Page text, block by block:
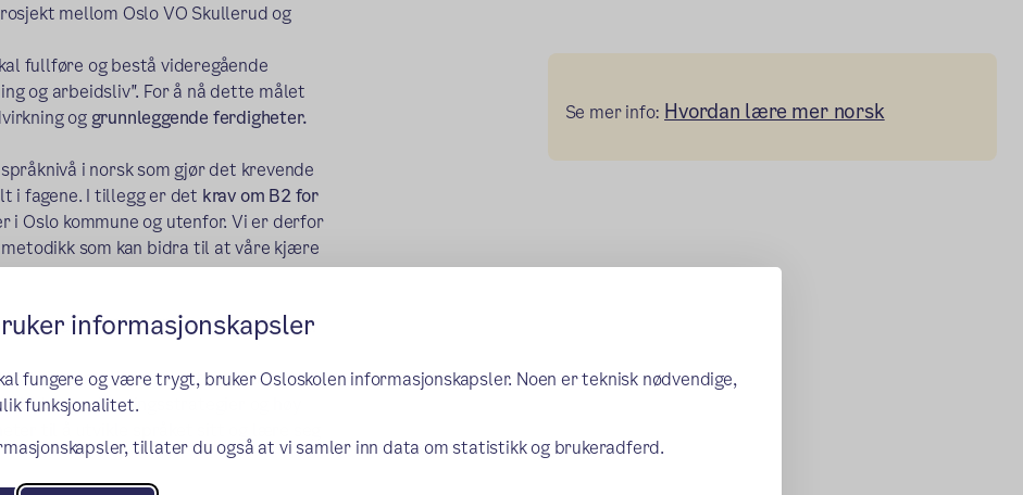
informasjonskapsler
fungere og være trygt, bruker Osloskolen informasjonskapsler. Noen er teknisk nødvendige,
funksjonalitet.
tillater du også at vi samler inn data om statistikk og brukeradferd.
mellom Oslo VO Skullerud og
fullføre og bestå videregående
og arbeidsliv". For å nå dette målet
og grunnleggende ferdigheter.
i norsk som gjør det krevende
i fagene. I tillegg er det krav om B2 for
Oslo kommune og utenfor. Vi er derfor
som kan bidra til at våre kjære
vinteren 23/24 til å også gjelde vg2.
er inne noen timer i uka i hver
bidra med læringsstrategier og høy
til å utvikle språket sitt og lære seg
Se mer info: Hvordan lære mer norsk